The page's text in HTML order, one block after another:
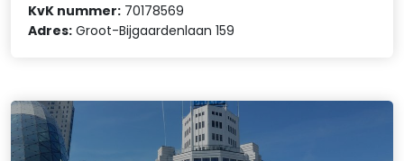
KvK nummer: 70178569
Adres: Groot-Bijgaardenlaan 159